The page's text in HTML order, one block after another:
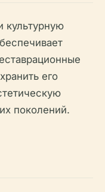
культурную
его
поколений.